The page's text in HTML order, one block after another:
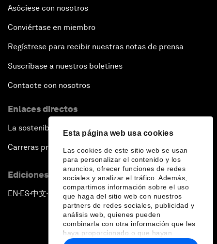
Esta página web usa cookies
Las cookies de este sitio web se usan
para personalizar el contenido y los
anuncios, ofrecer funciones de redes
sociales y analizar el tráfico. Además,
compartimos información sobre el uso
que haga del sitio web con nuestros
partners de redes sociales, publicidad y
análisis web, quienes pueden
combinarla con otra información que les
haya proporcionado o que hayan
recopilado a partir del uso que haya
Asóciese con nosotros
Conviértase en miembro
Regístrese para recibir nuestras notas de prensa
Suscríbase a nuestros boletines
Contacte con nosotros
Enlaces directos
La sostenibilidad en el Foro
Carreras profesionales
Ediciones en otros idiomas
EN ▪ES▪中文▪ 日本語